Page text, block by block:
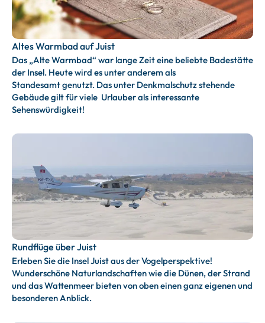
Altes Warmbad auf Juist
Das „Alte Warmbad“ war lange Zeit eine beliebte Badestätte
der Insel. Heute wird es unter anderem als
Standesamt genutzt. Das unter Denkmalschutz stehende
Gebäude gilt für viele Urlauber als interessante
Sehenswürdigkeit!
Rundflüge über Juist
Erleben Sie die Insel Juist aus der Vogelperspektive!
Wunderschöne Naturlandschaften wie die Dünen, der Strand
und das Wattenmeer bieten von oben einen ganz eigenen und
besonderen Anblick.